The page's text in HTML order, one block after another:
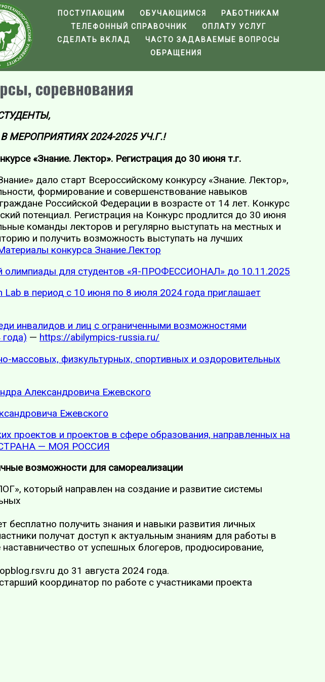
ПОСТУПАЮЩИМ ОБУЧАЮЩИМСЯ
РАБОТНИКАМ
ТЕЛЕФОННЫЙ СПРАВОЧНИК
ОПЛАТУ УСЛУГ
СДЕЛАТЬ ВКЛАД
ЧАСТО ЗАДАВАЕМЫЕ ВОПРОСЫ
ОБРАЩЕНИЯ
соревнования
2024-2025 УЧ.Г.!
«Знание. Лектор». Регистрация до 30 июня т.г.
дало старт Всероссийскому конкурсу «Знание. Лектор»,
формирование и совершенствование навыков
Российской Федерации в возрасте от 14 лет. Конкурс
потенциал. Регистрация на Конкурс продлится до 30 июня
команды лекторов и регулярно выступать на местных и
и получить возможность выступать на лучших
конкурса Знание.Лектор
олимпиады для студентов «Я-ПРОФЕССИОНАЛ» до 10.11.2025
Lab в период с 10 июня по 8 июля 2024 года приглашает
инвалидов и лиц с ограниченными возможностями
— https://abilympics-russia.ru/
массовых, физкультурных, спортивных и оздоровительных
Александровича Ежевского
Ежевского
проектов и проектов в сфере образования, направленных на
СТРАНА — МОЯ РОССИЯ
возможности для самореализации
который направлен на создание и развитие системы
получить знания и навыки развития личных
получат доступ к актуальным знаниям для работы в
от успешных блогеров, продюсирование,
до 31 августа 2024 года.
координатор по работе с участниками проекта